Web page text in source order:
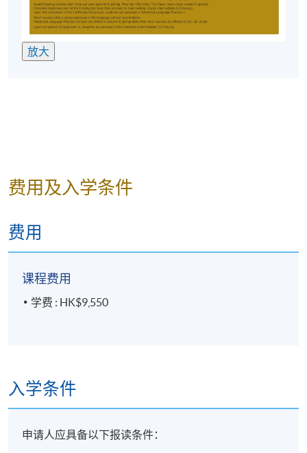
放大
费用及入学条件
费用
课程费用
学费 : HK$9,550
入学条件
申请人应具备以下报读条件：